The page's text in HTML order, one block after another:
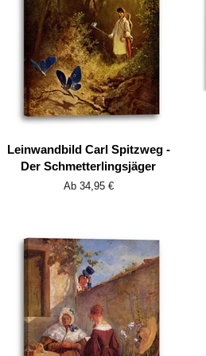
Leinwandbild Carl Spitzweg -
Der Schmetterlingsjäger
Ab 34,95 €